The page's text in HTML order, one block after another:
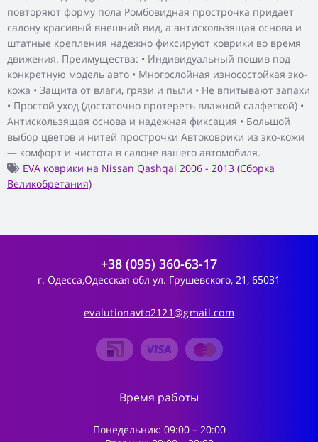
повторяют форму пола Ромбовидная прострочка придает
салону красивый внешний вид, а антискользящая основа и
штатные крепления надежно фиксируют коврики во время
движения. Преимущества: • Индивидуальный пошив под
конкретную модель авто • Многослойная износостойкая эко-
кожа • Защита от влаги, грязи и пыли • Не впитывают запахи
• Простой уход (достаточно протереть влажной салфеткой) •
Антискользящая основа и надежная фиксация • Большой
выбор цветов и нитей прострочки Автоковрики из эко-кожи
— комфорт и чистота в салоне вашего автомобиля.
EVA коврики на Nissan Qashqai 2006 - 2013 (Cборка
Великобретания)
+38 (095) 360-63-17
г. Одесса,Одесская обл ул. Грушевского, 21, 65031
evalutionavto2121@gmail.com
Время работы
Понедельник: 09:00 – 20:00